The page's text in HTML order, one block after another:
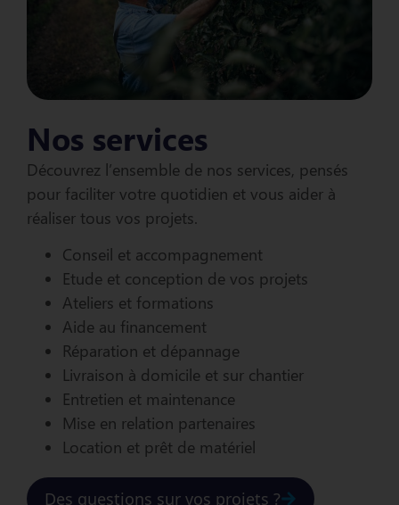
Nos services
Découvrez l’ensemble de nos services, pensés
pour faciliter votre quotidien et vous aider à
réaliser tous vos projets.
Conseil et accompagnement
Etude et conception de vos projets
Ateliers et formations
Aide au financement
Réparation et dépannage
Livraison à domicile et sur chantier
Entretien et maintenance
Mise en relation partenaires
Location et prêt de matériel
Des questions sur vos projets ?